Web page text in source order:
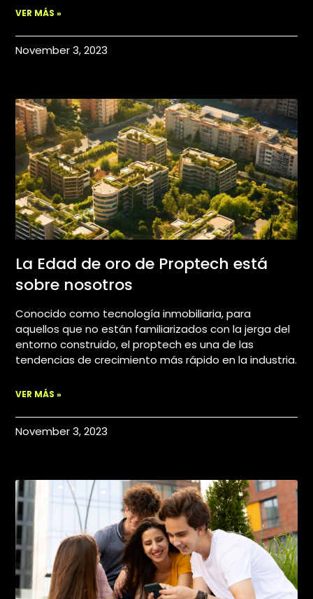
VER MÁS »
November 3, 2023
La Edad de oro de Proptech está
sobre nosotros
Conocido como tecnología inmobiliaria, para
aquellos que no están familiarizados con la jerga del
entorno construido, el proptech es una de las
tendencias de crecimiento más rápido en la industria.
VER MÁS »
November 3, 2023